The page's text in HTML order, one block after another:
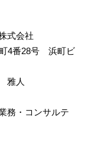
式会社
4番28号 浜町ビ
雅人
務・コンサルテ